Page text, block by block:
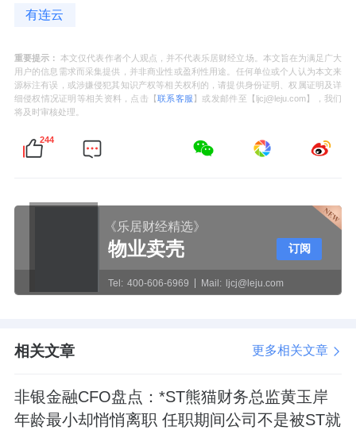
有连云
重要提示： 本文仅代表作者个人观点，并不代表乐居财经立场。本文旨在为满足广大
用户的信息需求而采集提供，并非商业性或盈利性用途。任何单位或个人认为本文来
源标注有误，或涉嫌侵犯其知识产权等相关权利的，请提供身份证明、权属证明及详
细侵权情况证明等相关资料，点击【联系客服 】或发邮件至【ljcj@leju.com】，我们
将及时审核处理。
244
《乐居财经精选》
物业卖壳
Tel: 400-606-6969 Mail: ljcj@leju.com
订阅
相关文章 更多相关文章
非银金融CFO盘点：*ST熊猫财务总监黄玉岸
年龄最小却悄悄离职 任职期间公司不是被ST就